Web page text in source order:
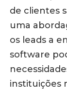
de clientes
uma
os leads a
software
instituições